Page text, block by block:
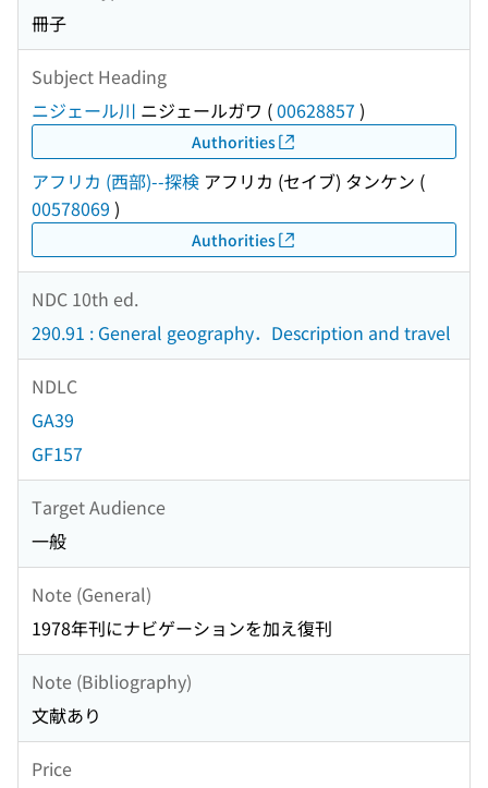
冊子
Subject Heading
ニジェール川 ニジェールガワ (00628857 )
Authorities
アフリカ (西部)--探検 アフリカ (セイブ) タンケン (
00578069 )
Authorities
NDC 10th ed.
290.91 : General geography．Description and travel
NDLC
GA39
GF157
Target Audience
一般
Note (General)
1978年刊にナビゲーションを加え復刊
Note (Bibliography)
文献あり
Price